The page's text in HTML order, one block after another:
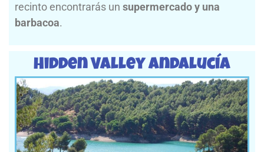
recinto encontrarás un supermercado y una
barbacoa.
Hidden Valley Andalucía